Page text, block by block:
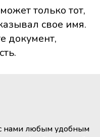
только тот,
свое имя.
документ,
нами любым удобным